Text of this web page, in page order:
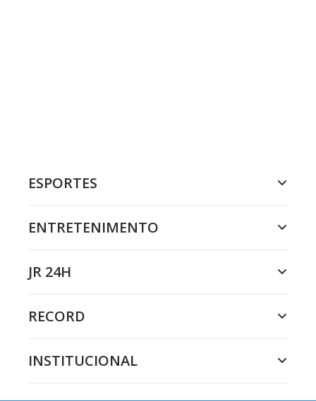
ESPORTES
ENTRETENIMENTO
JR 24H
RECORD
INSTITUCIONAL